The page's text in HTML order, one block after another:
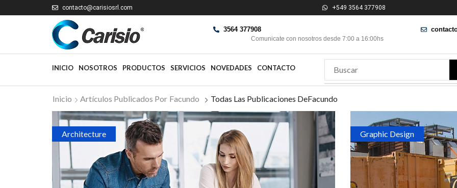
contacto@carisiosrl.com +549 3564 377908
3564 377908
Comunicate con nosotros desde 7:00 a 16:00hs
INICIO NOSOTROS PRODUCTOS SERVICIOS NOVEDADES CONTACTO
Inicio Artículos Publicados Por Facundo Todas Las Publicaciones DeFacundo
Architecture Graphic Design